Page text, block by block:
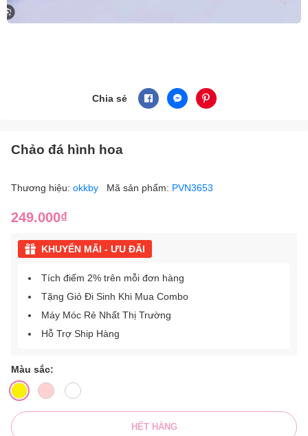
Chia sẻ
Chảo đá hình hoa
Thương hiệu: okkby Mã sản phẩm: PVN3653
249.000₫
KHUYẾN MÃI - ƯU ĐÃI
Tích điểm 2% trên mỗi đơn hàng
Tặng Giỏ Đi Sinh Khi Mua Combo
Máy Móc Rẻ Nhất Thị Trường
Hỗ Trợ Ship Hàng
Màu sắc:
HẾT HÀNG